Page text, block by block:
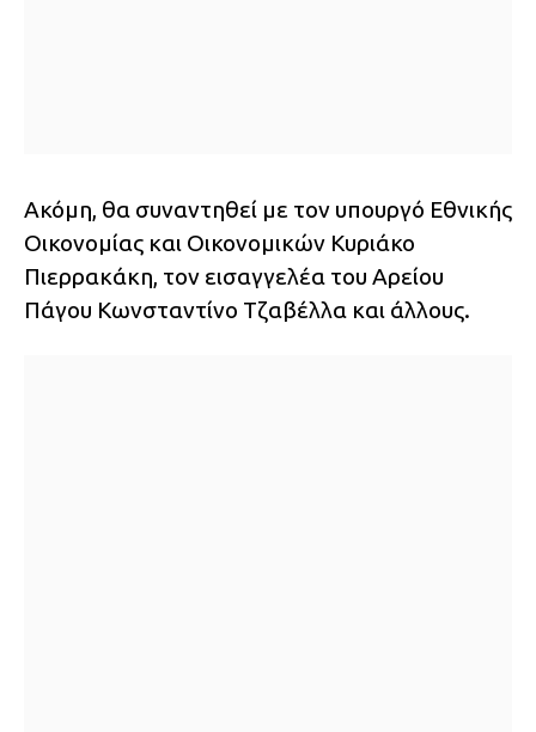
Ακόμη, θα συναντηθεί με τον υπουργό Εθνικής
Οικονομίας και Οικονομικών Κυριάκο
Πιερρακάκη, τον εισαγγελέα του Αρείου
Πάγου Κωνσταντίνο Τζαβέλλα και άλλους.